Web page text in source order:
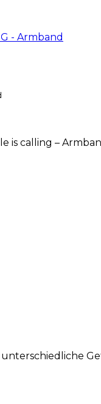
is calling –
unterschiedliche